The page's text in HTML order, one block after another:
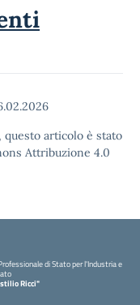
questo articolo è stato
Attribuzione 4.0
di Stato per l'Industria e
Ricci"